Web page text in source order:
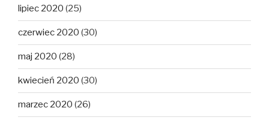
lipiec 2020 (25)
czerwiec 2020 (30)
maj 2020 (28)
kwiecień 2020 (30)
marzec 2020 (26)